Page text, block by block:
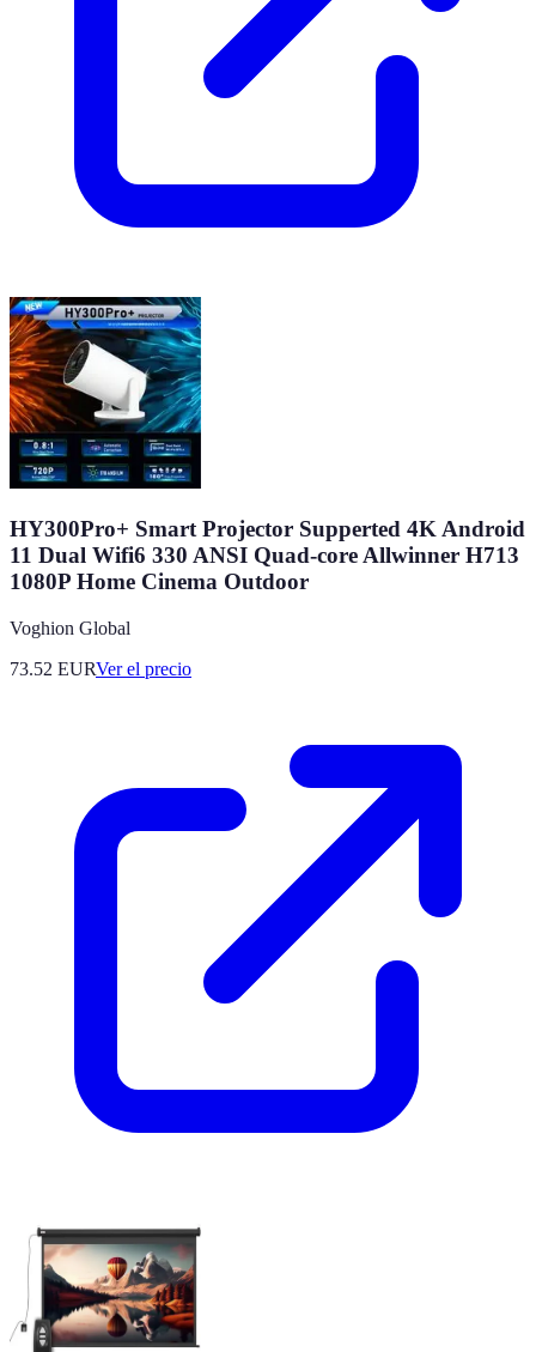
HY300Pro+ Smart Projector Supperted 4K Android
11 Dual Wifi6 330 ANSI Quad-core Allwinner H713
1080P Home Cinema Outdoor
Voghion Global
73.52 EURVer el precio